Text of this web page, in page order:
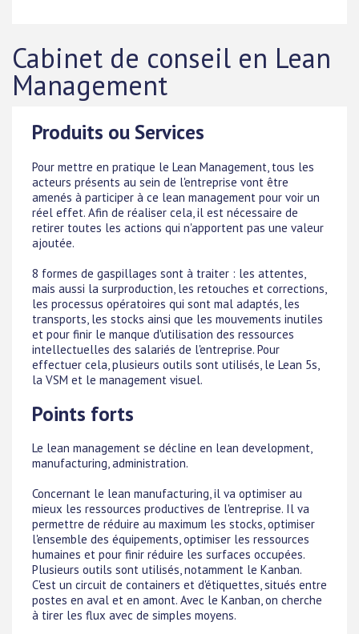
Cabinet de conseil en Lean
Management
Produits ou Services
Pour mettre en pratique le Lean Management, tous les
acteurs présents au sein de l'entreprise vont être
amenés à participer à ce lean management pour voir un
réel effet. Afin de réaliser cela, il est nécessaire de
retirer toutes les actions qui n'apportent pas une valeur
ajoutée.
8 formes de gaspillages sont à traiter : les attentes,
mais aussi la surproduction, les retouches et corrections,
les processus opératoires qui sont mal adaptés, les
transports, les stocks ainsi que les mouvements inutiles
et pour finir le manque d'utilisation des ressources
intellectuelles des salariés de l'entreprise. Pour
effectuer cela, plusieurs outils sont utilisés, le Lean 5s,
la VSM et le management visuel.
Points forts
Le lean management se décline en lean development,
manufacturing, administration.
Concernant le lean manufacturing, il va optimiser au
mieux les ressources productives de l'entreprise. Il va
permettre de réduire au maximum les stocks, optimiser
l'ensemble des équipements, optimiser les ressources
humaines et pour finir réduire les surfaces occupées.
Plusieurs outils sont utilisés, notamment le Kanban.
C'est un circuit de containers et d'étiquettes, situés entre
postes en aval et en amont. Avec le Kanban, on cherche
à tirer les flux avec de simples moyens.